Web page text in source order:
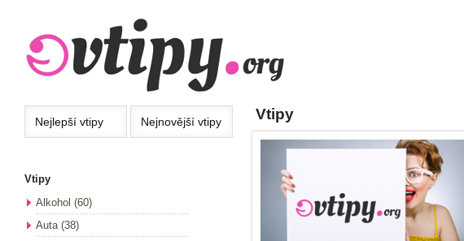
Vtipy
Nejlepší vtipy Nejnovější vtipy
Vtipy
Alkohol (60)
Auta(38)